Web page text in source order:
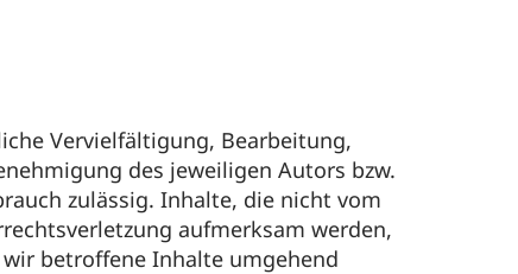
Vervielfältigung, Bearbeitung,
des jeweiligen Autors bzw.
zulässig. Inhalte, die nicht vom
aufmerksam werden,
betroffene Inhalte umgehend